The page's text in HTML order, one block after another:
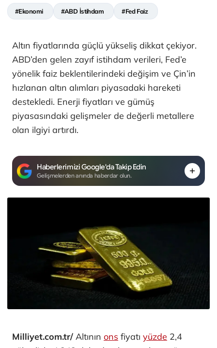
#Ekonomi #ABD İstihdam #Fed Faiz
Altın fiyatlarında güçlü yükseliş dikkat çekiyor.
ABD’den gelen zayıf istihdam verileri, Fed’e
yönelik faiz beklentilerindeki değişim ve Çin’in
hızlanan altın alımları piyasadaki hareketi
destekledi. Enerji fiyatları ve gümüş
piyasasındaki gelişmeler de değerli metallere
olan ilgiyi artırdı.
Haberlerimizi Google'da Takip Edin
Gelişmelerden anında haberdar olun.
Milliyet.com.tr/ Altının ons fiyatı yüzde 2,4